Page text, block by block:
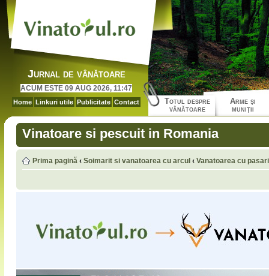
Jurnal de vânătoare
ACUM ESTE 09 AUG 2026, 11:47
Home Linkuri utile Publicitate Contact
Totul despre
vânătoare
Arme şi
muniţii
Vinatoare si pescuit in Romania
Prima pagină ‹ Soimarit si vanatoarea cu arcul ‹ Vanatoarea cu